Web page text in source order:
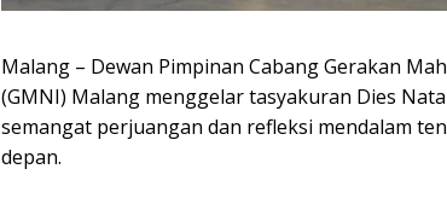
Malang – Dewan Pimpinan Cabang Gerakan
(GMNI) Malang menggelar tasyakuran Dies
semangat perjuangan dan refleksi mendalam
depan.